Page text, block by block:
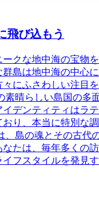
飛び込もう
クな地中海の宝物
島は地中海の中心
にふさわしい注目
素晴らしい島国の多
デンティティはラ
り、本当に特別な
、島の魂とその古代
たは、毎年多くの
フスタイルを発見